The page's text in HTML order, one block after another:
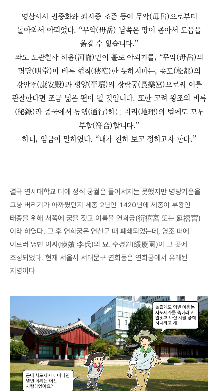
영삼사사 권중화와 좌시중 조준 등이 무악(毋岳)으로부터
돌아와서 아뢰었다. “무악(毋岳) 남쪽은 땅이 좁아서 도읍을
옮길 수 없습니다.”
좌도 도관찰사 하윤(河崙)만이 홀로 아뢰기를, “무악(毋岳)의
명당(明堂)이 비록 협착(狹窄)한 듯하지마는, 송도(松都)의
강안전(康安殿)과 평양(平壤)의 장락궁(長樂宮)으로써 이를
관찰한다면 조금 넓은 편이 될 것입니다. 또한 고려 왕조의 비록
(秘錄)과 중국에서 통행(通行)하는 지리(地理)의 법에도 모두
부합(符合)합니다.”
하니, 임금이 말하였다. “내가 친히 보고 정하고자 한다.”
결국 연세대학교 터에 정식 궁궐은 들어서지는 못했지만 명당기운을
그냥 버리기가 아까웠던지 세종 2년인 1420년에 세종이 부왕인
태종을 위해 서쪽에 궁을 짓고 이름을 연희궁(衍禧宮 또는 延禧宮)
이라 하였다. 그 후 연희궁은 연산군 때 폐쇄되었는데, 영조 때에
이르러 영빈 이씨(暎嬪 李氏)의 묘, 수경원(綏慶園)이 그 곳에
조성되었다. 현재 서울시 서대문구 연희동은 연희궁에서 유래된
지명이다.